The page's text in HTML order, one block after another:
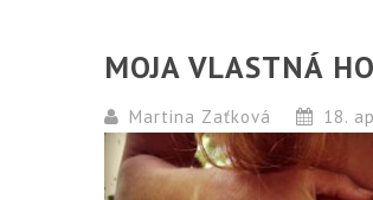
MOJA VLASTNÁ
Martina Zaťková 18.